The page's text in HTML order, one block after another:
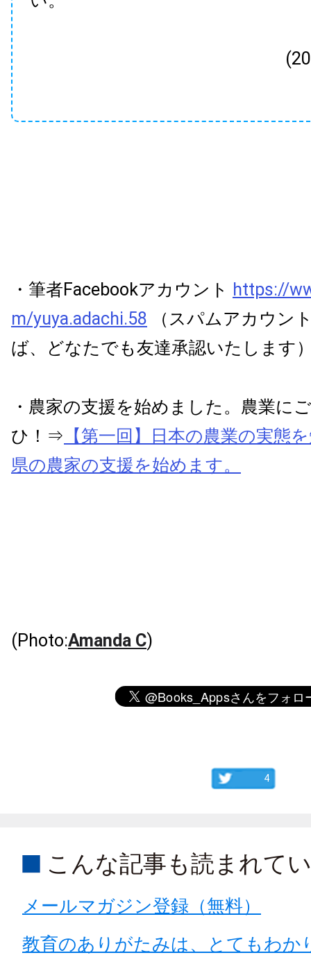
・筆者Facebookアカウント https://
m/yuya.adachi.58 （スパムアカウン
ば、どなたでも友達承認いたします
・農家の支援を始めました。農業に
ひ！⇒ 【第一回】日本の農業の実態
県の農家の支援を始めます。
(Photo:Amanda C)
4
こんな記事も読まれて
メールマガジン登録（無料）
教育のありがたみは、とてもわか